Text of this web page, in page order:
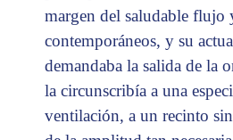
margen del saludable flujo
contemporáneos, y su
demandaba la salida de la
la circunscribía a una
ventilación, a un recinto